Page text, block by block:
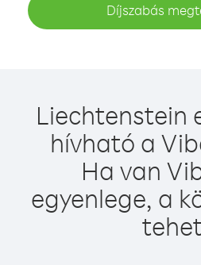
Díjszabás
Liechtenstein
hívható a
Ha van
egyenlege, a